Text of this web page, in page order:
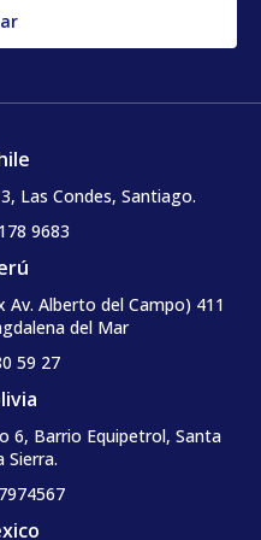
Las Condes, Santiago.
9683
Alberto del Campo) 411
del Mar
59 27
6, Barrio Equipetrol, Santa
Sierra.